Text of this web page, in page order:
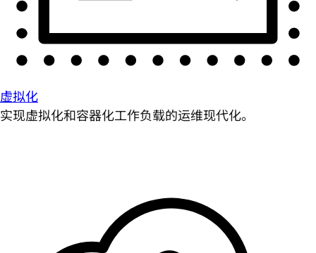
虚拟化
实现虚拟化和容器化工作负载的运维现代化。